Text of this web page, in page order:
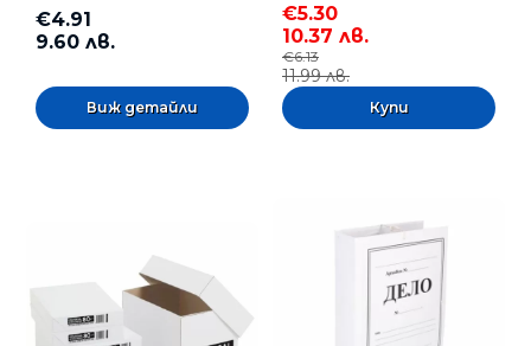
€4.91
9.60 лв.
Виж детайли
€5.30
10.37 лв.
€6.13
11.99 лв.